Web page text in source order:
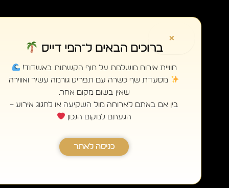
×
ברוכים הבאים ל־הפי דייס
חוויית אירוח מושלמת על חוף הקשתות באשדוד!
מסעדת שף כשרה עם תפריט גורמה עשיר ואווירה
שאין בשום מקום אחר.
בין אם באתם לארוחה מול השקיעה או לחגוג אירוע –
הגעתם למקום הנכון
כניסה לאתר